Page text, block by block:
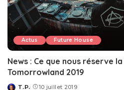
Actus Future House
News : Ce que nous réserve
Tomorrowland 2019
T.P. 10 juillet 2019